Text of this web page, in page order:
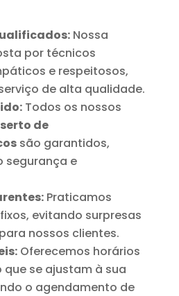
Nossa
por técnicos
e respeitosos,
de alta qualidade.
Todos os nossos
de
são garantidos,
segurança e
Praticamos
evitando surpresas
nossos clientes.
Oferecemos horários
se ajustam à sua
o agendamento de